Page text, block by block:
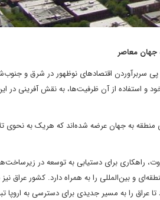
جهان معاصر
سربرآوردن اقتصاد‌های نوظهور در شرق و
استفاده از آن ظرفیت‌ها، به نقش ‌آفرینی در این
به جهان عرضه شده‌اند که هریک به نحوی
راهکاری برای دستیابی به توسعه در
و بین‌المللی را به همراه دارد. کشور عراق
عراق را به مسیر جدیدی برای دسترسی به اروپا